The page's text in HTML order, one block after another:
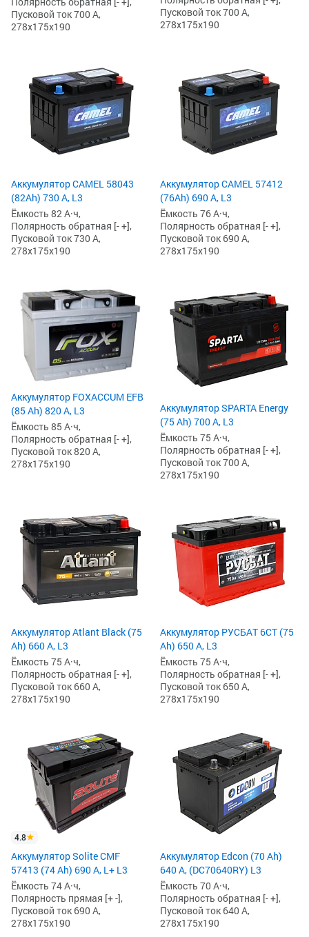
Пусковой ток 700 А,
278x175x190
Пусковой ток 700 А,
278x175x190
Аккумулятор CAMEL 58043
(82Ah) 730 А, L3
Ёмкость 82 А·ч,
Полярность обратная [- +],
Пусковой ток 730 А,
278x175x190
Аккумулятор CAMEL 57412
(76Ah) 690 А, L3
Ёмкость 76 А·ч,
Полярность обратная [- +],
Пусковой ток 690 А,
278x175x190
Аккумулятор FOXACCUM EFB
(85 Ah) 820 А, L3
Ёмкость 85 А·ч,
Полярность обратная [- +],
Пусковой ток 820 А,
278x175x190
Аккумулятор SPARTA Energy
(75 Ah) 700 А, L3
Ёмкость 75 А·ч,
Полярность обратная [- +],
Пусковой ток 700 А,
278x175x190
Аккумулятор Atlant Black (75
Ah) 660 А, L3
Ёмкость 75 А·ч,
Полярность обратная [- +],
Пусковой ток 660 А,
278x175x190
Аккумулятор РУСБАТ 6СТ (75
Ah) 650 А, L3
Ёмкость 75 А·ч,
Полярность обратная [- +],
Пусковой ток 650 А,
278x175x190
4.8
Аккумулятор Solite CMF
57413 (74 Ah) 690 А, L+ L3
Ёмкость 74 А·ч,
Полярность прямая [+ -],
Пусковой ток 690 А,
278x175x190
Аккумулятор Edcon (70 Ah)
640 А, (DC70640RY) L3
Ёмкость 70 А·ч,
Полярность обратная [- +],
Пусковой ток 640 А,
278x175x190